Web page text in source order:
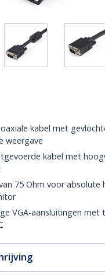
kabel met
weergave
kabel met
75 Ohm voor absolute
VGA-aansluitingen